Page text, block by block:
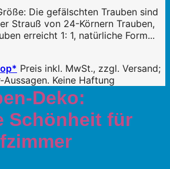
Die gefälschten Trauben sind
Strauß von 24-Körnern Trauben,
erreicht 1: 1, natürliche Form...
Preis inkl. MwSt., zzgl. Versand;
Keine Haftung
Deko:
Schönheit für